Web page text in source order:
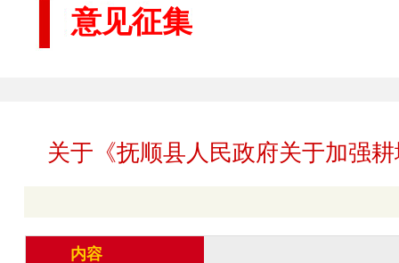
意见征集
关于《抚顺县人民政府关于加强
内容